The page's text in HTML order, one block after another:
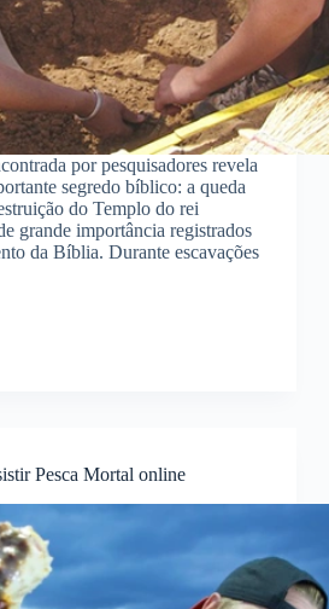
por pesquisadores revela
segredo bíblico: a queda
do Templo do rei
grande importância registrados
da Bíblia. Durante escavações
Pesca Mortal online